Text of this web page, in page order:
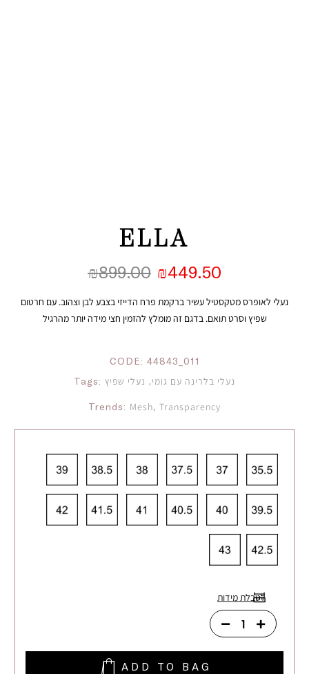
ELLA
₪899.00 ₪449.50
נעלי לאופרס מטקסטיל עשיר ברקמת פרח הדייזי בצבע לבן וצהוב. עם חרטום
שפיץ וסרט תואם. בדגם זה מומלץ להזמין חצי מידה יותר מהרגיל
CODE: 44843_011
Tags:
נעלי בלרינה עם גומי, נעלי שפיץ
Trends: Mesh, Transparency
לטבלת מידות
ADD TO BAG